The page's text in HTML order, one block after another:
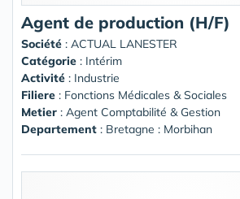
Agent de production (H/F)
Société : ACTUAL LANESTER
Catégorie : Intérim
Activité : Industrie
Filiere : Fonctions Médicales & Sociales
Metier : Agent Comptabilité & Gestion
Departement : Bretagne : Morbihan